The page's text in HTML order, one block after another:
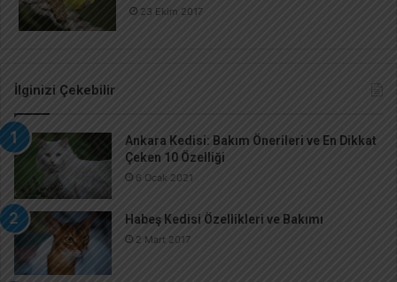
23 Ekim 2017
İlginizi Çekebilir
Ankara Kedisi: Bakım Önerileri ve En Dikkat
Çeken 10 Özelliği
6 Ocak 2021
Habeş Kedisi Özellikleri ve Bakımı
2 Mart 2017